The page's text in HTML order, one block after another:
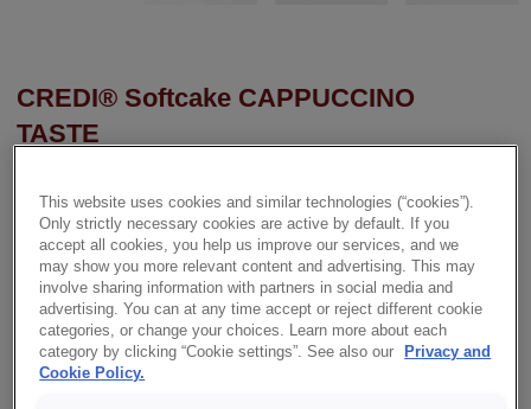
CREDI® Softcake CAPPUCCINO
TASTE
und intensiver Biskuit-Fettteigkonzentrat, inspiriert vom
Geschmack eines klassischen Cappuccinos. Mit seiner
nussbraunen Farbe eignet sich das Endprodukt ideal als Basis
für Kuchen, Torten und Desserts.
✔ Belebendes Kaffeearoma
This website uses cookies and similar technologies (“cookies”).
Only strictly necessary cookies are active by default. If you
accept all cookies, you help us improve our services, and we
may show you more relevant content and advertising. This may
involve sharing information with partners in social media and
advertising. You can at any time accept or reject different cookie
categories, or change your choices. Learn more about each
category by clicking “Cookie settings”. See also our
Privacy and
Cookie Policy.